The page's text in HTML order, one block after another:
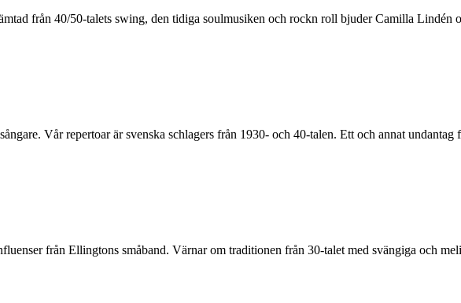
från 40/50-talets swing, den tidiga soulmusiken och rockn roll bjuder Camilla Lindén
Vår repertoar är svenska schlagers från 1930- och 40-talen. Ett och annat undantag
från Ellingtons småband. Värnar om traditionen från 30-talet med svängiga och